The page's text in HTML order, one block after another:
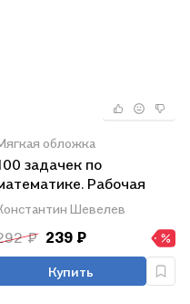
обложка
задачек по
Рабочая
для детей 5-6
Шевелев
₽ 239 ₽
Купить